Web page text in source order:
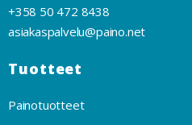
+358 50 472 8438
asiakaspalvelu@paino.net
Tuotteet
Painotuotteet